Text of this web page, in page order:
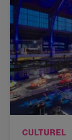
CULTUREL